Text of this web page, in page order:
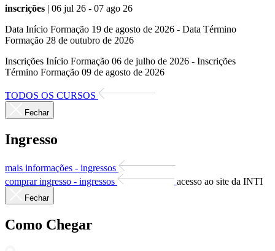
inscrições | 06 jul 26 - 07 ago 26
Data Início Formação 19 de agosto de 2026 - Data Término
Formação 28 de outubro de 2026
Inscrições Início Formação 06 de julho de 2026 - Inscrições
Término Formação 09 de agosto de 2026
TODOS OS CURSOS
Fechar
Ingresso
mais informações - ingressos
comprar ingresso - ingressos
acesso ao site da INTI
Fechar
Como Chegar